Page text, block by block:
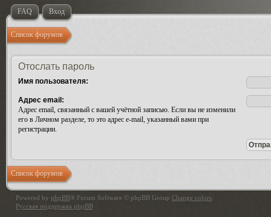
FAQ Вход
Список форумов
Отослать пароль
Имя пользователя:
Адрес email:
Адрес email, связанный с вашей учётной записью. Если вы не изменили
его в Личном разделе, то это адрес e-mail, указанный вами при
регистрации.
Список форумов
Powered by phpBB® Forum Software © phpBB Group Change colors
Русская поддержка phpBB